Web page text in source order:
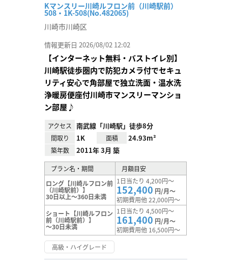
Kマンスリー川崎ルフロン前（川崎駅前）
508・1K-508(No.482065)
川崎市川崎区
情報更新日 2026/08/02 12:02
【インターネット無料・バストイレ別】
川崎駅徒歩圏内で防犯カメラ付でセキュ
リティ安心で角部屋で独立洗面・温水洗
浄暖房便座付川崎市マンスリーマンショ
ン部屋♪
アクセス 南武線「川崎駅」徒歩8分
間取り 1K 面積 24.93m²
築年数 2011年 3月 築
プラン名・期間
月額目安
ロング【川崎ルフロン前
（川崎駅前）】
30日以上～360日未満
1日当たり 4,200円～
152,400 円/月～
初期費用他 22,000円～
ショート【川崎ルフロン
前（川崎駅前）】
～30日未満
1日当たり 4,500円～
161,400 円/月～
初期費用他 16,500円～
高級・ハイグレード